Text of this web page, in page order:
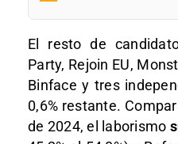
El resto de
Party, Rejoin EU,
Binface y tres
0,6% restante.
de 2024, el laborismo